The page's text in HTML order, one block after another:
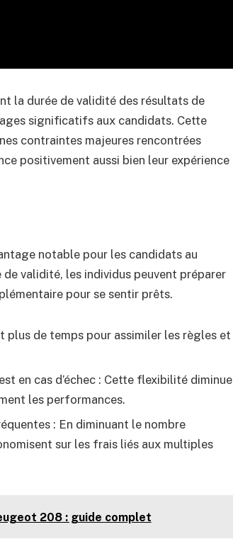
la durée de validité des résultats de
significatifs aux candidats. Cette
contraintes majeures rencontrées
positivement aussi bien leur expérience
notable pour les candidats au
validité, les individus peuvent préparer
pour se sentir prêts.
plus de temps pour assimiler les règles et
en cas d’échec : Cette flexibilité diminue
les performances.
: En diminuant le nombre
sur les frais liés aux multiples
208 : guide complet